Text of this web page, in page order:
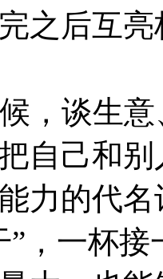
之后互
，谈生意
自己和
力的代
”，一杯